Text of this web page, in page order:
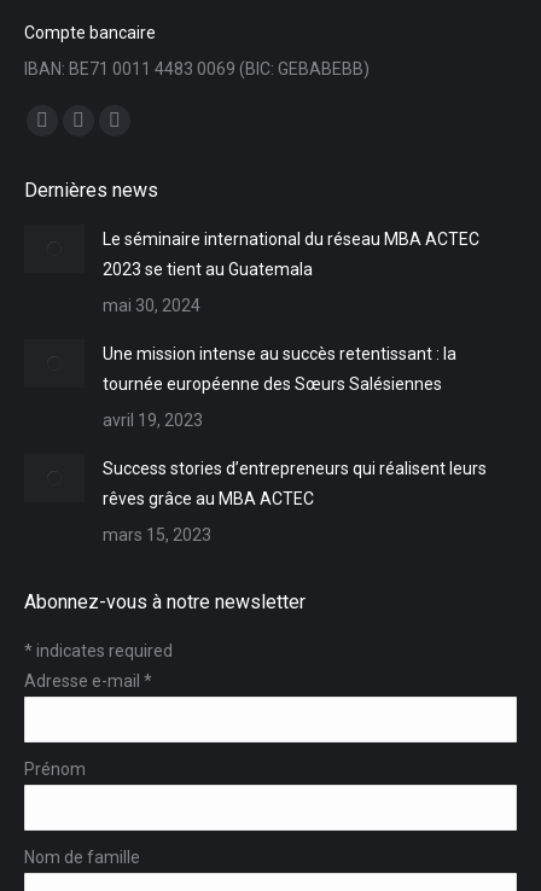
Compte bancaire
IBAN: BE71 0011 4483 0069 (BIC: GEBABEBB)
Trouvez nous sur :
opensopens
new
opens
new
Dernières news
Le séminaire international du réseau MBA ACTEC
2023 se tient au Guatemala
mai 30, 2024
Une mission intense au succès retentissant : la
tournée européenne des Sœurs Salésiennes
avril 19, 2023
Success stories d’entrepreneurs qui réalisent leurs
rêves grâce au MBA ACTEC
mars 15, 2023
Abonnez-vous à notre newsletter
*indicates required
Adresse e-mail *
Prénom
Nom de famille